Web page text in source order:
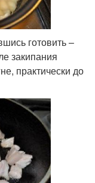
готовить –
закипания
практически до